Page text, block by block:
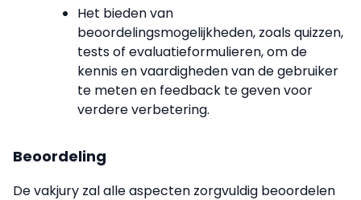
Het bieden van
beoordelingsmogelijkheden, zoals quizzen,
tests of evaluatieformulieren, om de
kennis en vaardigheden van de gebruiker
te meten en feedback te geven voor
verdere verbetering.
Beoordeling
De vakjury zal alle aspecten zorgvuldig beoordelen